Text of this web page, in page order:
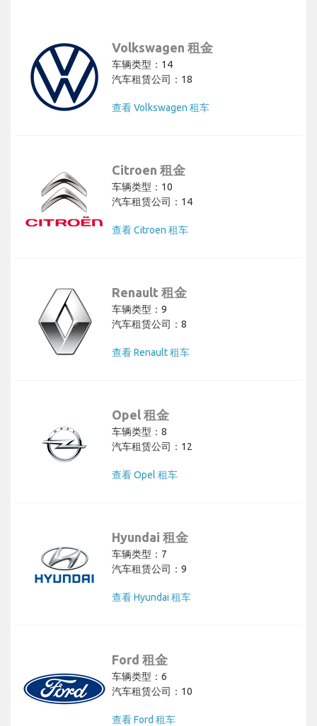
Volkswagen 租金
车辆类型：14
汽车租赁公司：18
查看 Volkswagen 租车
Citroen 租金
车辆类型：10
汽车租赁公司：14
查看 Citroen 租车
Renault 租金
车辆类型：9
汽车租赁公司：8
查看 Renault 租车
Opel 租金
车辆类型：8
汽车租赁公司：12
查看 Opel 租车
Hyundai 租金
车辆类型：7
汽车租赁公司：9
查看 Hyundai 租车
Ford 租金
车辆类型：6
汽车租赁公司：10
查看 Ford 租车